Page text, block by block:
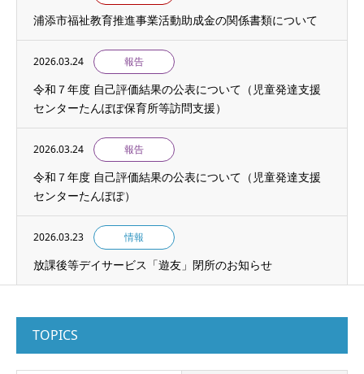
浦添市福祉教育推進事業活動助成金の関係書類について
2026.03.24 報告
令和７年度 自己評価結果の公表について（児童発達支援
センターたんぽぽ保育所等訪問支援）
2026.03.24 報告
令和７年度 自己評価結果の公表について（児童発達支援
センターたんぽぽ）
2026.03.23 情報
放課後等デイサービス「遊友」閉所のお知らせ
TOPICS